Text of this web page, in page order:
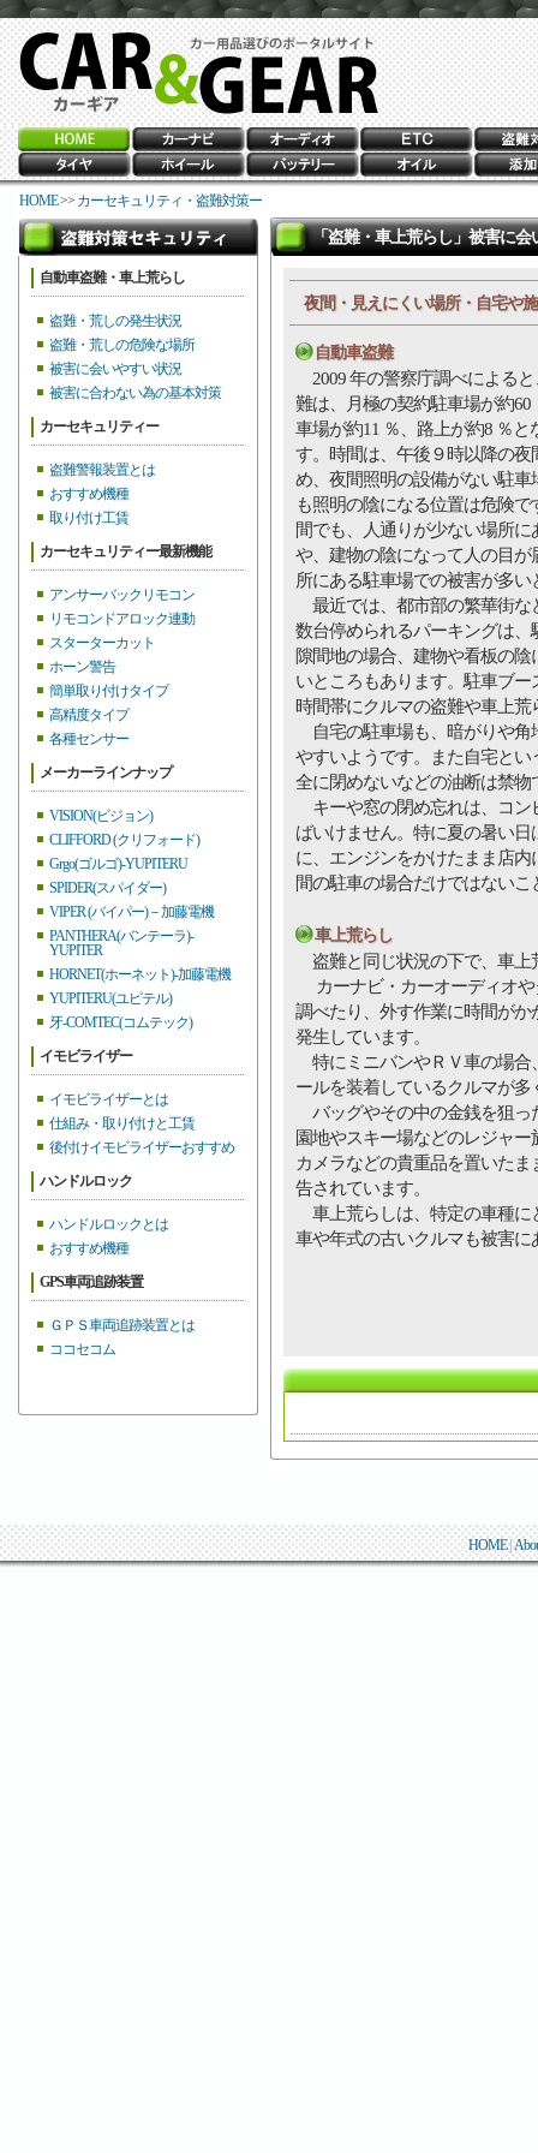
HOME>> カーセキュリティ・盗難対策ー
自動車盗難・車上荒らし
盗難・荒しの発生状況
盗難・荒しの危険な場所
被害に会いやすい状況
被害に合わない為の基本対策
カーセキュリティー
盗難警報装置とは
おすすめ機種
取り付け工賃
カーセキュリティー最新機能
アンサーバックリモコン
リモコンドアロック連動
スターターカット
ホーン警告
簡単取り付けタイプ
高精度タイプ
各種センサー
メーカーラインナップ
VISION(ビジョン)
CLIFFORD (クリフォード)
Grgo(ゴルゴ)-YUPITERU
SPIDER(スパイダー)
VIPER (バイパー)－加藤電機
PANTHERA(バンテーラ)-
YUPITER
HORNET(ホーネット)-加藤電機
YUPITERU(ユピテル)
牙-COMTEC(コムテック)
イモビライザー
イモビライザーとは
仕組み・取り付けと工賃
後付けイモビライザーおすすめ
ハンドルロック
ハンドルロックとは
おすすめ機種
GPS車両追跡装置
ＧＰＳ車両追跡装置とは
ココセコム
「盗難・車上荒らし」被害に会
夜間・見えにくい場所・自宅や
自動車盗難
2009 年の警察庁調べによる
難は、月極の契約駐車場が約60
車場が約11 ％、路上が約8 ％と
す。時間は、午後９時以降の夜
め、夜間照明の設備がない駐車
も照明の陰になる位置は危険で
間でも、人通りが少ない場所に
や、建物の陰になって人の目が
所にある駐車場での被害が多い
最近では、都市部の繁華街な
数台停められるパーキングは
隙間地の場合、建物や看板の
いところもあります。駐車ブ
時間帯にクルマの盗難や車上
自宅の駐車場も、暗がりや角
やすいようです。また自宅と
全に閉めないなどの油断は禁物
キーや窓の閉め忘れは、コン
ばいけません。特に夏の暑い
に、エンジンをかけたまま店
間の駐車の場合だけではない
車上荒らし
盗難と同じ状況の下で、車上
カーナビ・カーオーディオや
調べたり、外す作業に時間が
発生しています。
特にミニバンやＲＶ車の場合
ールを装着しているクルマが
バッグやその中の金銭を狙っ
園地やスキー場などのレジャ
カメラなどの貴重品を置いた
告されています。
車上荒らしは、特定の車種に
車や年式の古いクルマも被害に
HOME|